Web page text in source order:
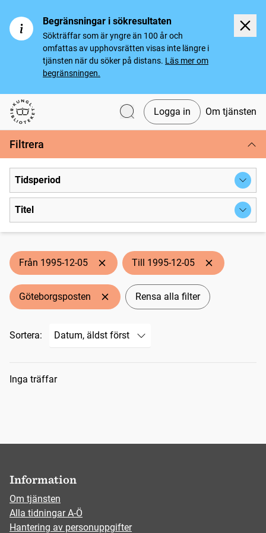
Begränsningar i sökresultaten
Sökträffar som är yngre än 100 år och
omfattas av upphovsrätten visas inte längre i
tjänsten när du söker på distans. Läs mer om
begränsningen.
Svenska tidningar
Logga in Om tjänsten
Filtrera
Tidsperiod
Titel
Från 1995-12-05 Till 1995-12-05
Göteborgsposten Rensa alla filter
Sortera:
Sökresultat
Inga träffar
Information
Om tjänsten
Alla tidningar A-Ö
Hantering av personuppgifter